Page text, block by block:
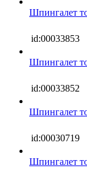
Шпингалет
id:00033853
Шпингалет
id:00033852
Шпингалет
id:00030719
Шпингалет